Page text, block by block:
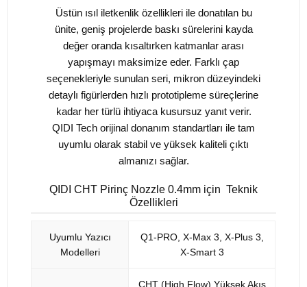
Üstün ısıl iletkenlik özellikleri ile donatılan bu
ünite, geniş projelerde baskı sürelerini kayda
değer oranda kısaltırken katmanlar arası
yapışmayı maksimize eder. Farklı çap
seçenekleriyle sunulan seri, mikron düzeyindeki
detaylı figürlerden hızlı prototipleme süreçlerine
kadar her türlü ihtiyaca kusursuz yanıt verir.
QIDI Tech orijinal donanım standartları ile tam
uyumlu olarak stabil ve yüksek kaliteli çıktı
almanızı sağlar.
QIDI CHT Pirinç Nozzle 0.4mm için Teknik
Özellikleri
Uyumlu Yazıcı
Modelleri
Q1-PRO, X-Max 3, X-Plus 3,
X-Smart 3
CHT (High Flow) Yüksek Akış